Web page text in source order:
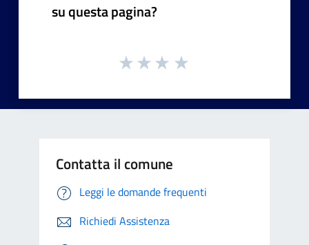
su questa pagina?
Contatta il comune
Leggi le domande frequenti
Richiedi Assistenza